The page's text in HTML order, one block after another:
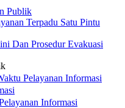
Publik
Terpadu Satu Pintu
Dan Prosedur Evakuasi
Pelayanan Informasi
Informasi